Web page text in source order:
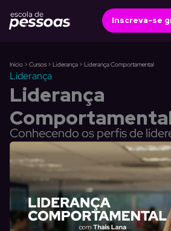
para
Inscreva-se
Início > Cursos > Liderança > Liderança Comportamental
Liderança
Liderança
Conhecendo os perfis de